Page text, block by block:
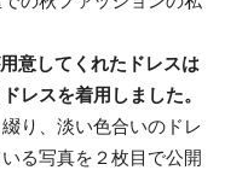
意してくれたドレスは
レスを着用しました。
綴り、淡い色合いのドレ
る写真を２枚目で公開